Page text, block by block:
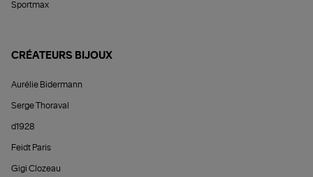
Sportmax
CRÉATEURS BIJOUX
Aurélie Bidermann
Serge Thoraval
d1928
Feidt Paris
Gigi Clozeau